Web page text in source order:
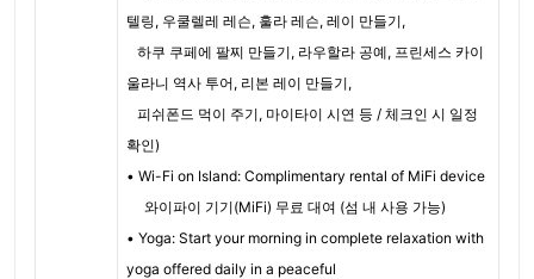
텔링, 우쿨렐레 레슨, 훌라 레슨, 레이 만들기,
하쿠 쿠페에 팔찌 만들기, 라우할라 공예, 프린세스 카이
울라니 역사 투어, 리본 레이 만들기,
피쉬폰드 먹이 주기, 마이타이 시연 등 / 체크인 시 일정
확인)
• Wi-Fi on Island: Complimentary rental of MiFi device
와이파이 기기(MiFi) 무료 대여 (섬 내 사용 가능)
• Yoga: Start your morning in complete relaxation with
yoga offered daily in a peaceful